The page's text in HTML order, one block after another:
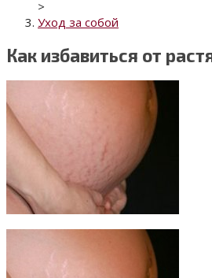
>
Уход за собой
Как избавиться от